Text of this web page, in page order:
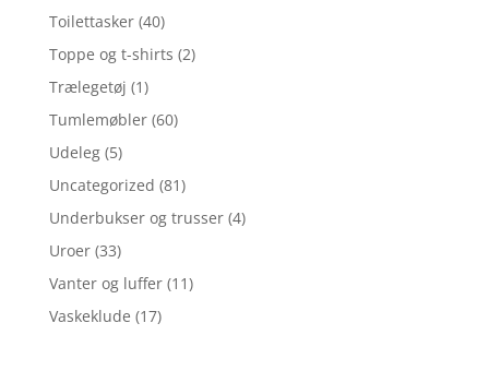
Toilettasker (40)
Toppe og t-shirts (2)
Trælegetøj (1)
Tumlemøbler (60)
Udeleg (5)
Uncategorized (81)
Underbukser og trusser (4)
Uroer (33)
Vanter og luffer (11)
Vaskeklude (17)